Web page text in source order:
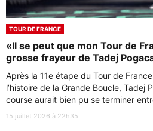
TOUR DE FRANCE
«Il se peut que mon Tour de
grosse frayeur de Tadej
Après la 11e étape du Tour de
l’histoire de la Grande Boucle, Tadej
course aurait bien pu se terminer
15 juillet 2026 à 22h35